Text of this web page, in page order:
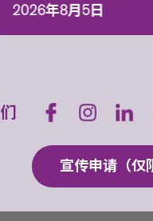
2026年8月5日
宣传申请（仅